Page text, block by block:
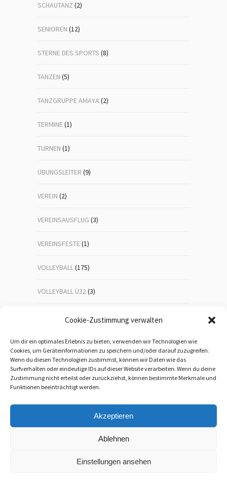
Cookie-Zustimmung verwalten
Um dir ein optimales Erlebnis zu bieten, verwenden wir Technologien wie
Cookies, um Geräteinformationen zu speichern und/oder darauf zuzugreifen.
Wenn du diesen Technologien zustimmst, können wir Daten wie das
Surfverhalten oder eindeutige IDs auf dieser Website verarbeiten. Wenn du deine
Zustimmung nicht erteilst oder zurückziehst, können bestimmte Merkmale und
Funktionen beeinträchtigt werden.
Akzeptieren
Ablehnen
Einstellungen ansehen
SCHAUTANZ (2)
SENIOREN (12)
STERNE DES SPORTS (8)
TANZEN (5)
TANZGRUPPE AMAYA(2)
TERMINE(1)
TURNEN (1)
ÜBUNGSLEITER (9)
VEREIN (2)
VEREINSAUSFLUG (3)
VEREINSFESTE(1)
VOLLEYBALL(175)
VOLLEYBALL Ü32(3)
VOLLEYBALL-JUGEND (23)
WANDERN(192)
WEIHNACHTSFEIER(1)
WEITERBILDUNG(5)